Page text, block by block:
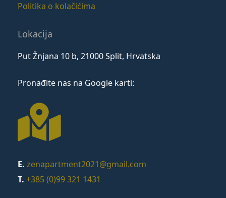
Politika o kolačićima
Lokacija
Put Žnjana 10 b, 21000 Split, Hrvatska
Pronađite nas na Google karti:
E. zenapartment2021@gmail.com
T. +385 (0)99 321 1431